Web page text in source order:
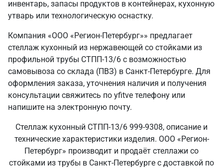
инвентарь, запасы продуктов в контейнерах, кухонную
утварь или технологическую оснастку.
Компания «ООО «Регион-Петербург»» предлагает
стеллаж кухонный из нержавеющей со стойками из
профильной трубы СТПП-13/6 с возможностью
самовывоза со склада (ПВЗ) в Санкт‑Петербурге. Для
оформления заказа, уточнения наличия и получения
консультации свяжитесь по yfitve телефону или
напишите на электронную почту.
Стеллаж кухонный СТПП-13/6 999-9308, описание и
технические характеристики изделия. ООО «Регион-
Петербург» производит и продаёт стеллажи со
стойками из трубы в Санкт‑Петербурге с доставкой по